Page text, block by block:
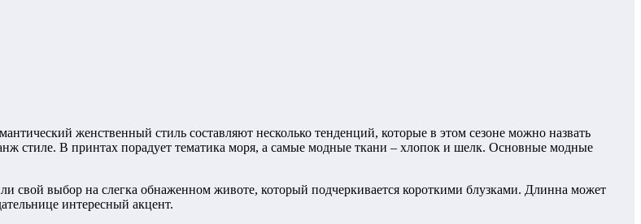
женственный стиль составляют несколько тенденций, которые в этом сезоне можно назвать
стиле. В принтах порадует тематика моря, а самые модные ткани – хлопок и шелк. Основные модные
свой выбор на слегка обнаженном животе, который подчеркивается короткими блузками. Длинна может
интересный акцент.